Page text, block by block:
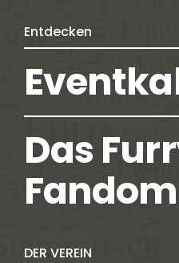
Entdecken
Das
Fandom
DER VEREIN